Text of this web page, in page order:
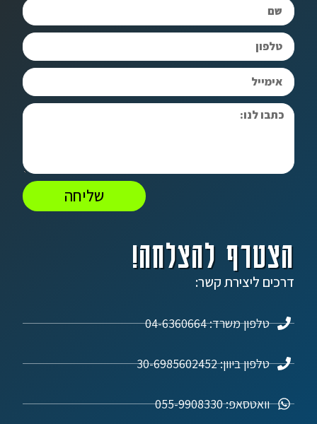
הצטרף להצלחה!
דרכים ליצירת קשר:
טלפון משרד: 04-6360664
טלפון ביוון: 30-6985602452
וואטסאפ: 055-9908330
שליחה